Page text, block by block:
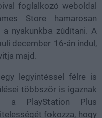
foglalkozó weboldal
Store hamarosan
nyakunkba zúdítani. A
december 16-án indul,
majd.
legyintéssel félre is
többször is igaznak
a PlayStation Plus
fokozza, hogy